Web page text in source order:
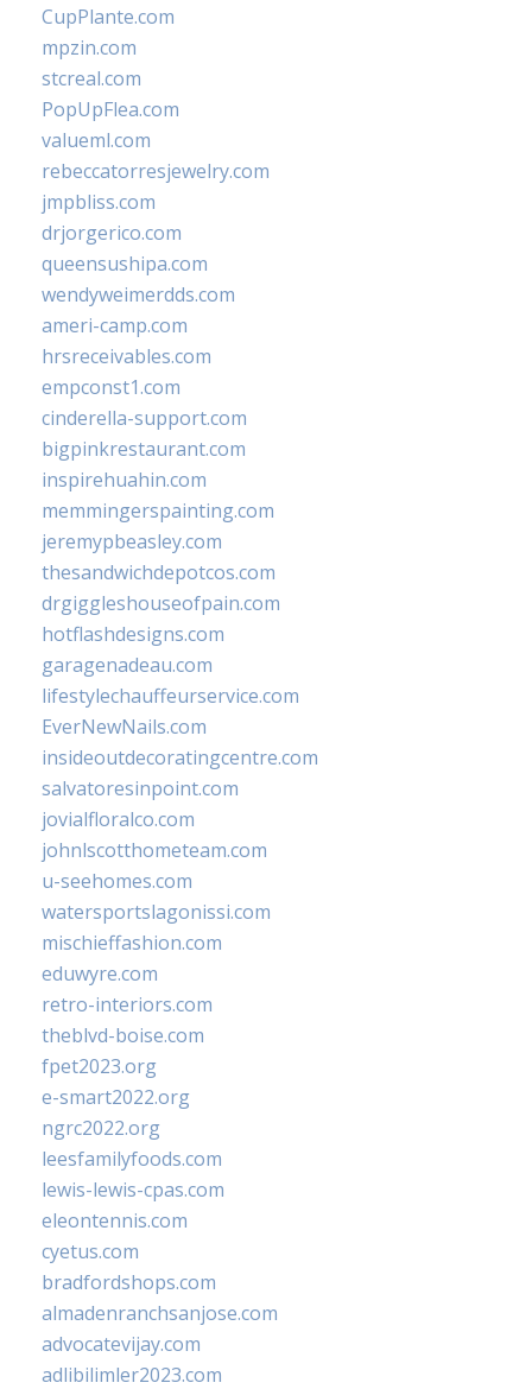
CupPlante.com
mpzin.com
stcreal.com
PopUpFlea.com
valueml.com
rebeccatorresjewelry.com
jmpbliss.com
drjorgerico.com
queensushipa.com
wendyweimerdds.com
ameri-camp.com
hrsreceivables.com
empconst1.com
cinderella-support.com
bigpinkrestaurant.com
inspirehuahin.com
memmingerspainting.com
jeremypbeasley.com
thesandwichdepotcos.com
drgiggleshouseofpain.com
hotflashdesigns.com
garagenadeau.com
lifestylechauffeurservice.com
EverNewNails.com
insideoutdecoratingcentre.com
salvatoresinpoint.com
jovialfloralco.com
johnlscotthometeam.com
u-seehomes.com
watersportslagonissi.com
mischieffashion.com
eduwyre.com
retro-interiors.com
theblvd-boise.com
fpet2023.org
e-smart2022.org
ngrc2022.org
leesfamilyfoods.com
lewis-lewis-cpas.com
eleontennis.com
cyetus.com
bradfordshops.com
almadenranchsanjose.com
advocatevijay.com
adlibilimler2023.com